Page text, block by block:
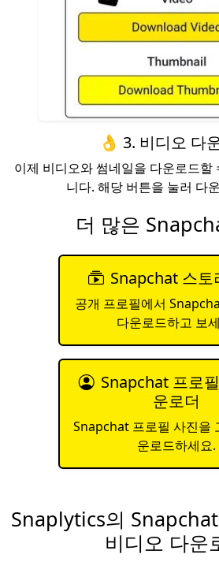
👌 3. 비디오 다
이제 비디오와 썸네일을 다운로드할
니다. 해당 버튼을 눌러 다
더 많은
Snapchat 스토
공개 프로필에서
다운로드하고 보
Snapchat 프로
운로더
Snapchat 프로필 사진을
운로드하세요.
Snaplytics의
비디오 다운